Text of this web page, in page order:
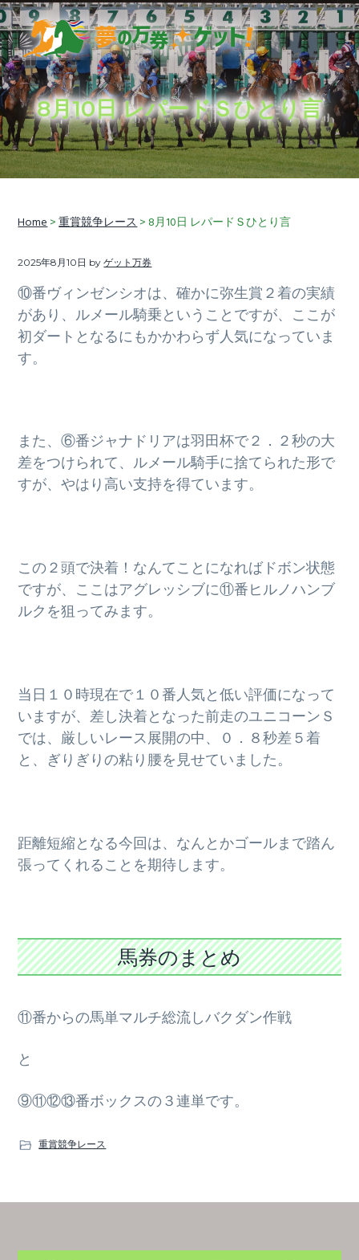
S
k
i
p
t
o
p
r
i
S
k
i
p
t
o
m
a
i
S
k
i
p
t
o
f
o
o
夢の万券ゲット！
穴
馬
券
予
想
に
加
え
て、
競
馬
ラ
イ
も
お
し
ま
8月10日 レパードＳひとり言
Home>重賞競争レース> 8月10日 レパードＳひとり言
2025年8月10日 byゲット万券
⑩番ヴィンゼンシオは、確かに弥生賞２着の実績
があり、ルメール騎乗ということですが、ここが
初ダートとなるにもかかわらず人気になっていま
す。
また、⑥番ジャナドリアは羽田杯で２．２秒の大
差をつけられて、ルメール騎手に捨てられた形で
すが、やはり高い支持を得ています。
この２頭で決着！なんてことになればドボン状態
ですが、ここはアグレッシブに⑪番ヒルノハンブ
ルクを狙ってみます。
当日１０時現在で１０番人気と低い評価になって
いますが、差し決着となった前走のユニコーンＳ
では、厳しいレース展開の中、０．８秒差５着
と、ぎりぎりの粘り腰を見せていました。
距離短縮となる今回は、なんとかゴールまで踏ん
張ってくれることを期待します。
馬券のまとめ
⑪番からの馬単マルチ総流しバクダン作戦
と
⑨⑪⑫⑬番ボックスの３連単です。
重賞競争レース